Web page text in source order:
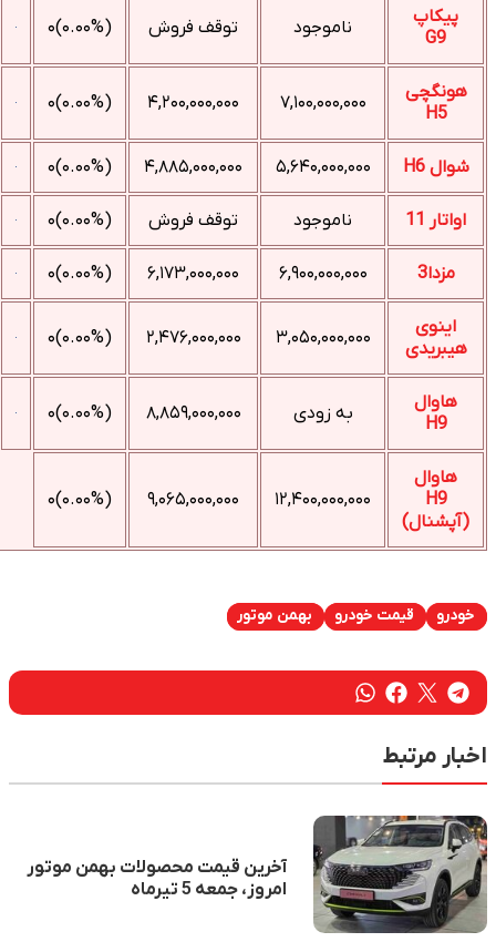
پیکاپ
G9
ناموجود توقف فروش (۰.۰۰%)۰
هونگچی
H5
۷,۱۰۰,۰۰۰,۰۰۰ ۴,۲۰۰,۰۰۰,۰۰۰ (۰.۰۰%)۰
شوال H6 ۵,۶۴۰,۰۰۰,۰۰۰ ۴,۸۸۵,۰۰۰,۰۰۰ (۰.۰۰%)۰
اواتار 11 ناموجود توقف فروش (۰.۰۰%)۰
مزدا3 ۶,۹۰۰,۰۰۰,۰۰۰ ۶,۱۷۳,۰۰۰,۰۰۰ (۰.۰۰%)۰
اینوی
هیبریدی
۳,۰۵۰,۰۰۰,۰۰۰ ۲,۴۷۶,۰۰۰,۰۰۰ (۰.۰۰%)۰
هاوال
H9
به زودی ۸,۸۵۹,۰۰۰,۰۰۰ (۰.۰۰%)۰
هاوال
H9
(آپشنال)
۱۲,۴۰۰,۰۰۰,۰۰۰ ۹,۰۶۵,۰۰۰,۰۰۰ (۰.۰۰%)۰
خودرو قیمت خودرو بهمن موتور
اخبار مرتبط
آخرین قیمت محصولات بهمن موتور
امروز، جمعه 5 تیرماه